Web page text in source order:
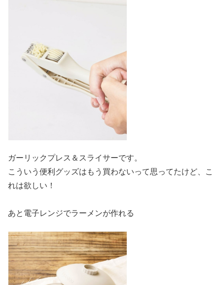
ガーリックプレス＆スライサーです。
こういう便利グッズはもう買わないって思ってたけど、こ
れは欲しい！
あと電子レンジでラーメンが作れる